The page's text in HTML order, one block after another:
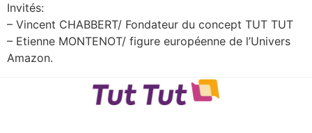
Invités:
– Vincent CHABBERT/ Fondateur du concept TUT TUT
– Etienne MONTENOT/ figure européenne de l’Univers
Amazon.